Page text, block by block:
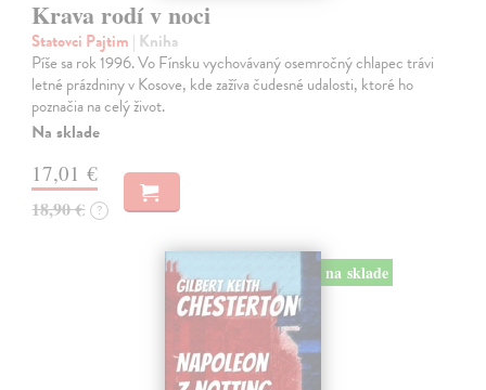
Krava rodí v noci
Statovci Pajtim | Kniha
Píše sa rok 1996. Vo Fínsku vychovávaný osemročný chlapec trávi
letné prázdniny v Kosove, kde zažíva čudesné udalosti, ktoré ho
poznačia na celý život.
Na sklade
17,01 €
18,90 € ?
na sklade